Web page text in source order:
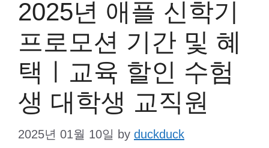
2025년 애플 신학기
프로모션 기간 및 혜
택ㅣ교육 할인 수험
생 대학생 교직원
2025년 01월 10일 by duckduck